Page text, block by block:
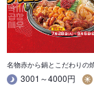
名物赤から鍋とこだわりの
3001～4000円